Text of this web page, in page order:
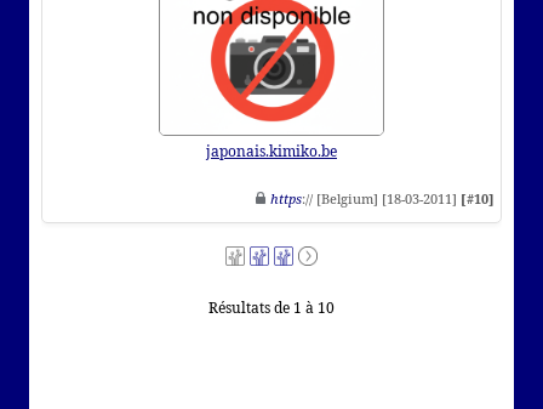
japonais.kimiko.be
https:// [Belgium] [18-03-2011] [#10]
Résultats de 1 à 10